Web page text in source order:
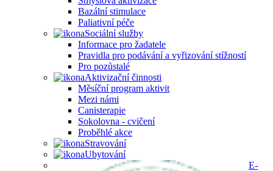
Bazální stimulace
Paliativní péče
Sociální služby
Informace pro žadatele
Pravidla pro podávání a vyřizování stížností
Pro pozůstalé
Aktivizační činnosti
Měsíční program aktivit
Mezi námi
Canisterapie
Sokolovna - cvičení
Proběhlé akce
Stravování
Ubytování
E-